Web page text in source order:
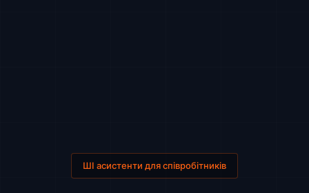
ШІ асистенти для співробітників